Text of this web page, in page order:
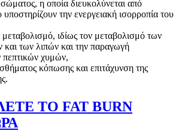
η οποία διευκολύνεται από
την ενεργειακή ισορροπία του
μεταβολισμό, ιδίως τον μεταβολισμό των
και των λιπών και την παραγωγή
πεπτικών χυμών,
κόπωσης και επιτάχυνση της
ΤΟ FAT BURN